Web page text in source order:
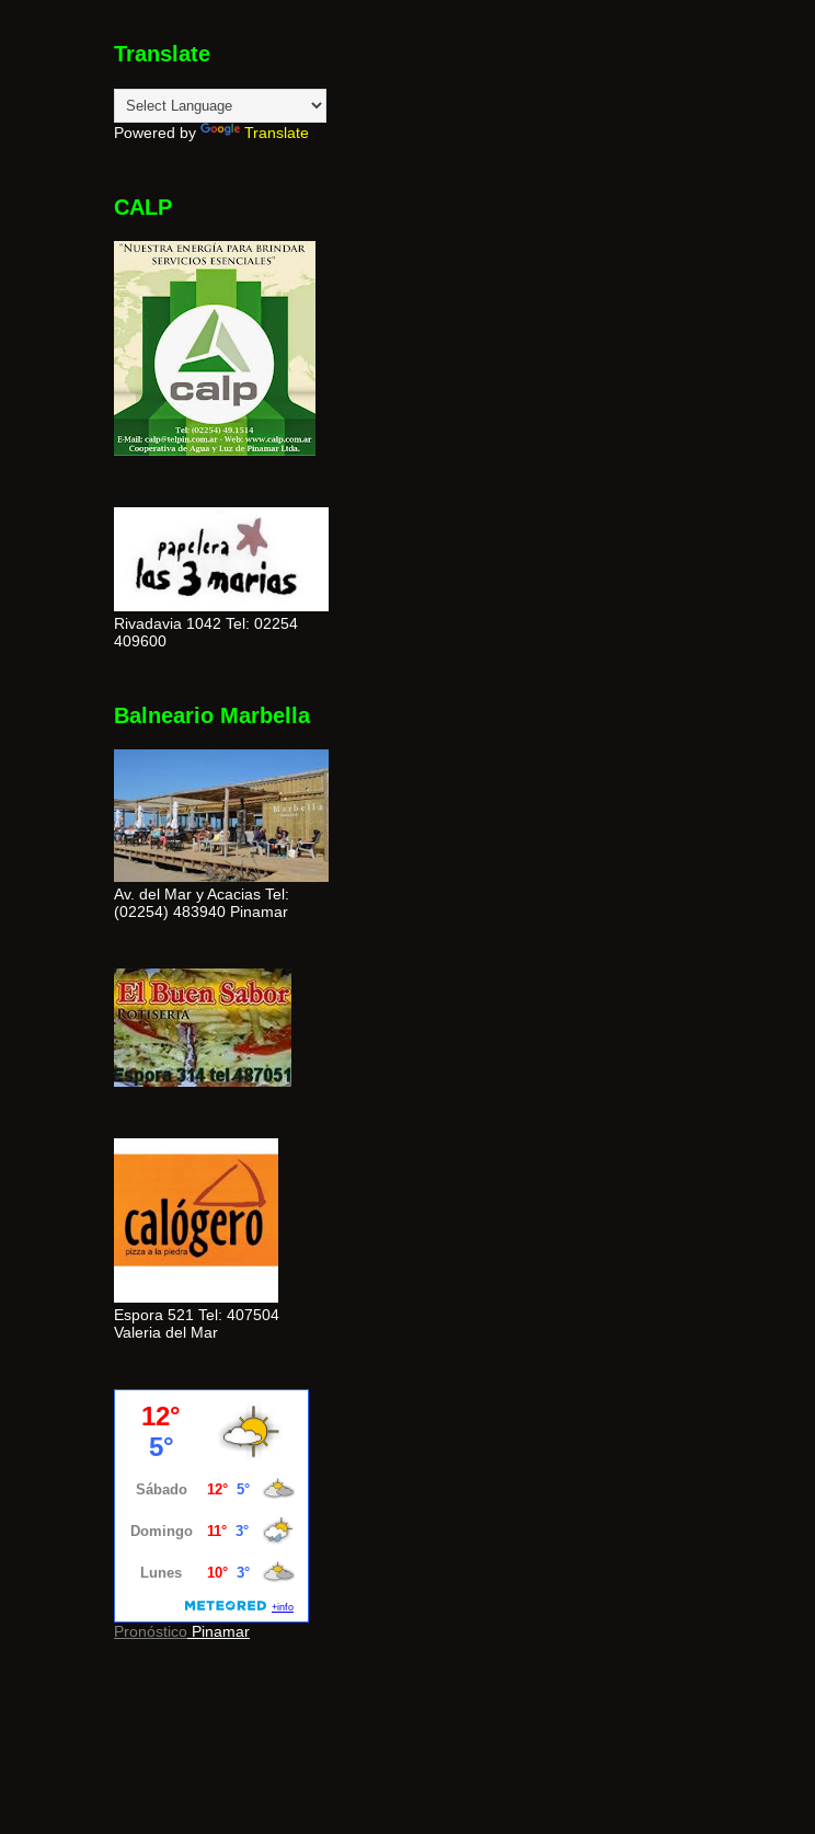
Translate
Powered by Translate
CALP
Rivadavia 1042 Tel: 02254
409600
Balneario Marbella
Av. del Mar y Acacias Tel:
(02254) 483940 Pinamar
Espora 521 Tel: 407504
Valeria del Mar
Pronóstico Pinamar